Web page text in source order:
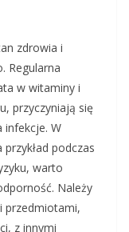
zdrowia i
Regularna
w witaminy i
przyczyniają się
infekcje. W
podczas
warto
Należy
przedmiotami,
z innymi